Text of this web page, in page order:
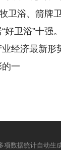
卫浴、箭牌
好卫浴”十强
经济最新形
一
项数据统计自动生